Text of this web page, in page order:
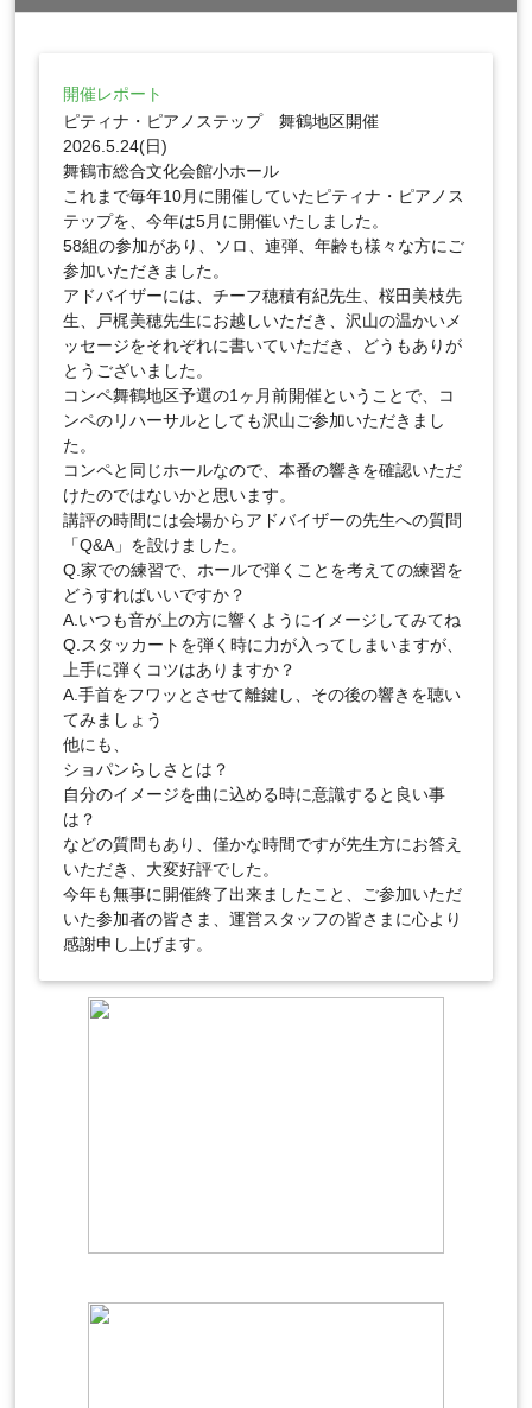
開催レポート
ピティナ・ピアノステップ 舞鶴地区開催
2026.5.24(日)
舞鶴市総合文化会館小ホール
これまで毎年10月に開催していたピティナ・ピアノス
テップを、今年は5月に開催いたしました。
58組の参加があり、ソロ、連弾、年齢も様々な方にご
参加いただきました。
アドバイザーには、チーフ穂積有紀先生、桜田美枝先
生、戸梶美穂先生にお越しいただき、沢山の温かいメ
ッセージをそれぞれに書いていただき、どうもありが
とうございました。
コンペ舞鶴地区予選の1ヶ月前開催ということで、コ
ンペのリハーサルとしても沢山ご参加いただきまし
た。
コンペと同じホールなので、本番の響きを確認いただ
けたのではないかと思います。
講評の時間には会場からアドバイザーの先生への質問
「Q&A」を設けました。
Q.家での練習で、ホールで弾くことを考えての練習を
どうすればいいですか？
A.いつも音が上の方に響くようにイメージしてみてね
Q.スタッカートを弾く時に力が入ってしまいますが、
上手に弾くコツはありますか？
A.手首をフワッとさせて離鍵し、その後の響きを聴い
てみましょう
他にも、
ショパンらしさとは？
自分のイメージを曲に込める時に意識すると良い事
は？
などの質問もあり、僅かな時間ですが先生方にお答え
いただき、大変好評でした。
今年も無事に開催終了出来ましたこと、ご参加いただ
いた参加者の皆さま、運営スタッフの皆さまに心より
感謝申し上げます。